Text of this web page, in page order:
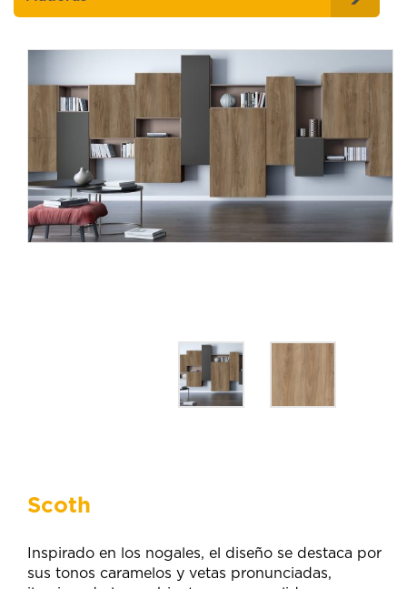
Scoth
Inspirado en los nogales, el diseño se destaca por
sus tonos caramelos y vetas pronunciadas,